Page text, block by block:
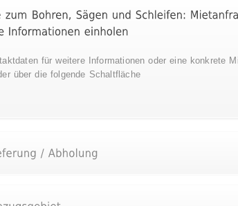
für weitere Informationen oder eine konkrete
über die folgende Schaltfläche